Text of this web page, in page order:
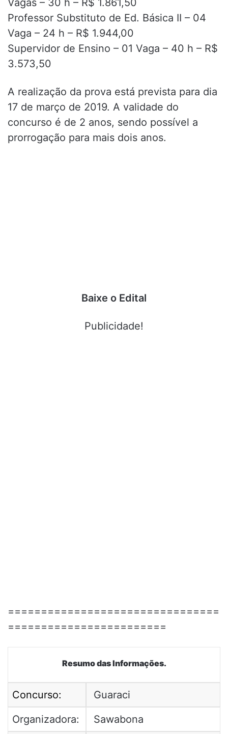
Professor Substituto de Ed. Básica II – 04
Vaga – 24 h – R$ 1.944,00
Supervidor de Ensino – 01 Vaga – 40 h – R$
3.573,50
A realização da prova está prevista para dia
17 de março de 2019. A validade do
concurso é de 2 anos, sendo possível a
prorrogação para mais dois anos.
Baixe o Edital
Publicidade!
================================
========================
Resumo das Informações.
Concurso:
Guaraci
Organizadora:
Sawabona